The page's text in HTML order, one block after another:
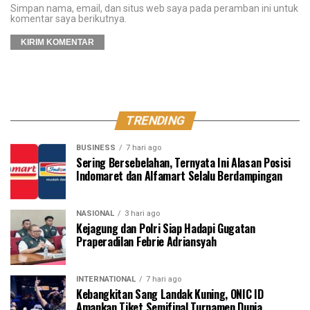
Simpan nama, email, dan situs web saya pada peramban ini untuk
komentar saya berikutnya.
TRENDING
BUSINESS 7 hari ago
Sering Bersebelahan, Ternyata Ini Alasan Posisi
Indomaret dan Alfamart Selalu Berdampingan
NASIONAL 3 hari ago
Kejagung dan Polri Siap Hadapi Gugatan
Praperadilan Febrie Adriansyah
INTERNATIONAL 7 hari ago
Kebangkitan Sang Landak Kuning, ONIC ID